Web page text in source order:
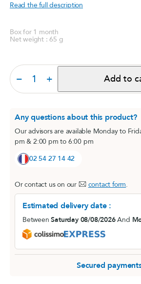
Read the full description
Box for 1 month
Net weight : 65 g
− + Add to
Any questions about this product?
Our advisors are available Monday to
pm & 2:00 pm to 6:00 pm
02 54 27 14 42
Or contact us on our contact form.
Estimated delivery date :
BetweenSaturday 08/08/2026And
Secured